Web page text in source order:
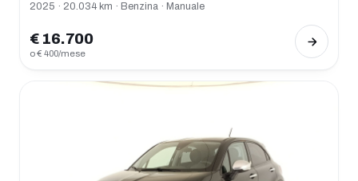
2025 · 20.034 km · Benzina · Manuale
€ 16.700
o € 400/mese